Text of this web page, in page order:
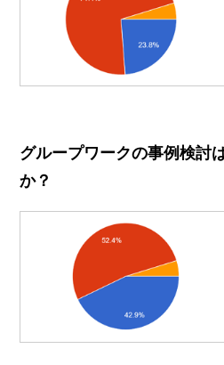
グループワークの事例検討
か？